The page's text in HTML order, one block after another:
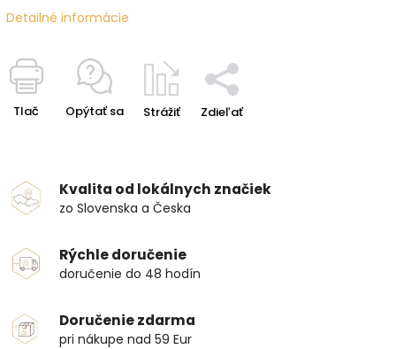
Detailné informácie
Tlač Opýtať sa Strážiť Zdieľať
Kvalita od lokálnych značiek
zo Slovenska a Česka
Rýchle doručenie
doručenie do 48 hodín
Doručenie zdarma
pri nákupe nad 59 Eur